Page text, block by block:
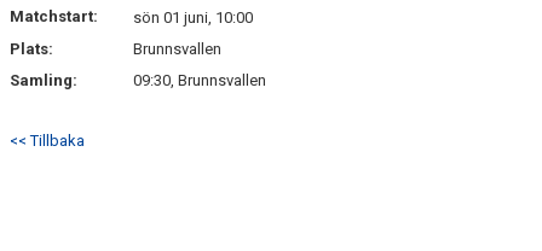
Matchstart:
sön 01 juni, 10:00
Plats:
Brunnsvallen
Samling:
09:30, Brunnsvallen
<< Tillbaka